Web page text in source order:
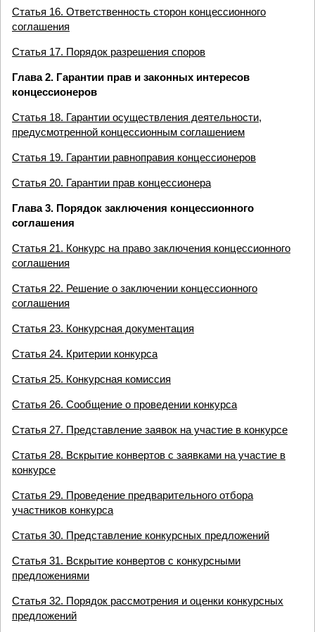
Статья 16. Ответственность сторон концессионного
соглашения
Статья 17. Порядок разрешения споров
Глава 2. Гарантии прав и законных интересов
концессионеров
Статья 18. Гарантии осуществления деятельности,
предусмотренной концессионным соглашением
Статья 19. Гарантии равноправия концессионеров
Статья 20. Гарантии прав концессионера
Глава 3. Порядок заключения концессионного
соглашения
Статья 21. Конкурс на право заключения концессионного
соглашения
Статья 22. Решение о заключении концессионного
соглашения
Статья 23. Конкурсная документация
Статья 24. Критерии конкурса
Статья 25. Конкурсная комиссия
Статья 26. Сообщение о проведении конкурса
Статья 27. Представление заявок на участие в конкурсе
Статья 28. Вскрытие конвертов с заявками на участие в
конкурсе
Статья 29. Проведение предварительного отбора
участников конкурса
Статья 30. Представление конкурсных предложений
Статья 31. Вскрытие конвертов с конкурсными
предложениями
Статья 32. Порядок рассмотрения и оценки конкурсных
предложений